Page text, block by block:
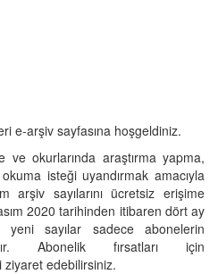
e-arşiv sayfasına hoşgeldiniz.
ve okurlarında araştırma yapma,
isteği uyandırmak amacıyla
arşiv sayılarını ücretsiz erişime
2020 tarihinden itibaren dört ay
yeni sayılar sadece abonelerin
Abonelik fırsatları için
ziyaret edebilirsiniz.